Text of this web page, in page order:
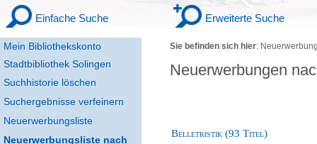
Mein Bibliothekskonto
Stadtbibliothek Solingen
Einfache Suche Erweiterte Suche
Suchhistorie löschen
Suchergebnisse verfeinern
Neuerwerbungsliste
Neuerwerbungsliste nach
Sie befinden sich hier:
Neuerwerbungen
Belletristik (93 Titel)